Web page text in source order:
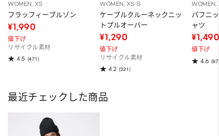
WOMEN, XS
フラッフィーブルゾン
¥1,990
値下げ
リサイクル素材
4.5 (471)
WOMEN, XS-S
ケーブルクルーネックニッ
トプルオーバー
¥1,290
値下げ
リサイクル素材
4.2 (321)
WOMEN,
パフニ
ャツ
値下げ
4.6
最近チェックした商品